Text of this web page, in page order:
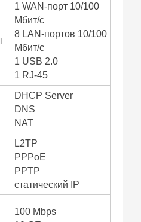
1 WAN-порт 10/100
Мбит/с
8 LAN-портов 10/100
Мбит/с
1 USB 2.0
1 RJ-45
DHCP Server
DNS
NAT
L2TP
PPPoE
PPTP
статический IP
100 Mbps